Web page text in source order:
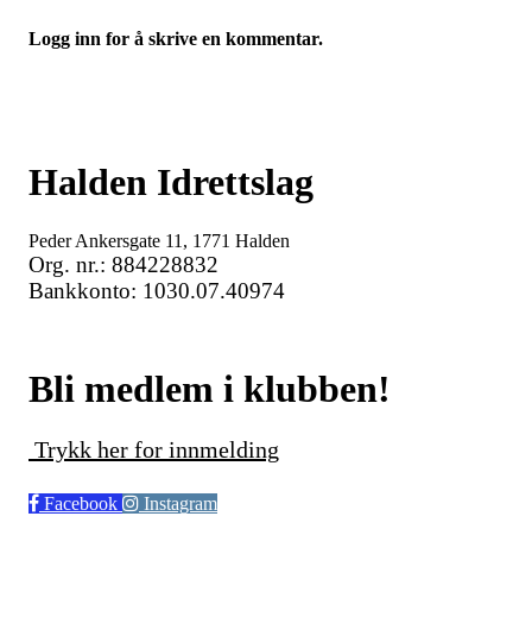
Logg inn for å skrive en kommentar.
Halden Idrettslag
Peder Ankersgate 11, 1771 Halden
Org. nr.: 884228832
Bankkonto: 1030.07.40974
Bli medlem i klubben!
Trykk her for innmelding
Facebook Instagram